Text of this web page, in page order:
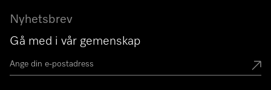
Nyhetsbrev
Gå med i vår gemenskap